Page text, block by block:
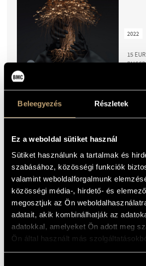
Beleegyezés Részletek
Ez a weboldal sütiket használ
Sütiket használunk a tartalmak és
szabásához, közösségi funkciók
valamint weboldalforgalmunk
közösségi média-, hirdető- és
megosztjuk az Ön
adatait, akik kombinálhatják az
adatokkal, amelyeket Ön adott meg
Ön által használt más
15 EUR
2022
2021